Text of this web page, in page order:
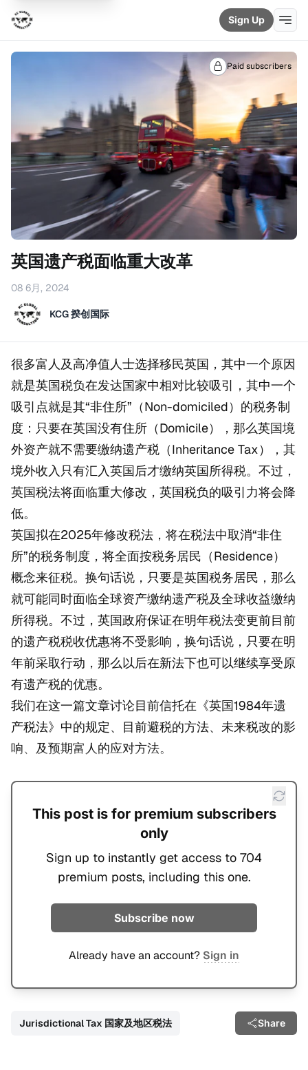
Sign Up
Paid subscribers
英国遗产税面临重大改革
08 6月, 2024
KCG 揆创国际
很多富人及高净值人士选择移民英国，其中一个原因
就是英国税负在发达国家中相对比较吸引，其中一个
吸引点就是其“非住所”（Non-domiciled）的税务制
度：只要在英国没有住所（Domicile），那么英国境
外资产就不需要缴纳遗产税（Inheritance Tax），其
境外收入只有汇入英国后才缴纳英国所得税。不过，
英国税法将面临重大修改，英国税负的吸引力将会降
低。
英国拟在2025年修改税法，将在税法中取消“非住
所”的税务制度，将全面按税务居民（Residence）
概念来征税。换句话说，只要是英国税务居民，那么
就可能同时面临全球资产缴纳遗产税及全球收益缴纳
所得税。不过，英国政府保证在明年税法变更前目前
的遗产税税收优惠将不受影响，换句话说，只要在明
年前采取行动，那么以后在新法下也可以继续享受原
有遗产税的优惠。
我们在这一篇文章讨论目前信托在《英国1984年遗
产税法》中的规定、目前避税的方法、未来税改的影
响、及预期富人的应对方法。
This post is for premium subscribers
only
Sign up to instantly get access to 704
premium posts, including this one.
Subscribe now
Already have an account? Sign in
Jurisdictional Tax 国家及地区税法 Share